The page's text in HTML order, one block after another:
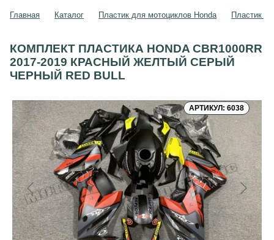
Главная Каталог Пластик для мотоциклов Honda Пластик
КОМПЛЕКТ ПЛАСТИКА HONDA CBR1000RR
2017-2019 КРАСНЫЙ ЖЕЛТЫЙ СЕРЫЙ
ЧЕРНЫЙ RED BULL
АРТИКУЛ: 6038